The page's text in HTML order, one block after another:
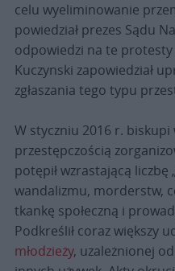
celu wyeliminowanie
powiedział prezes Sądu
odpowiedzi na te
Kuczynski zapowiedział
zgłaszania tego typu
W styczniu 2016 r. biskupi
przestępczością
potępił wzrastającą liczbę
wandalizmu, morderstw,
tkankę społeczną i
Podkreślił coraz większy
młodzieży, uzależnionej